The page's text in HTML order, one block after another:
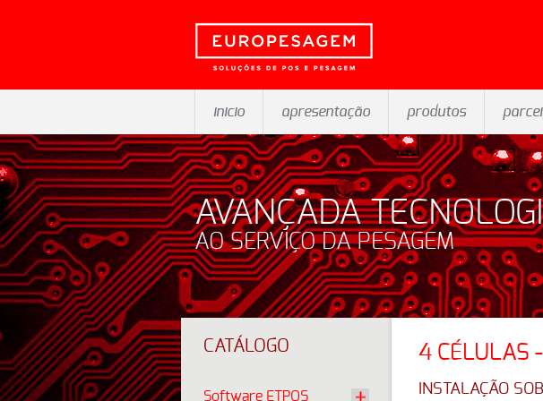
inicio apresentação produtos
AVANÇADA
AO SERVIÇO DA PESAGEM
CATÁLOGO
Software ETPOS
4 CÉLULAS
INSTALAÇÃO